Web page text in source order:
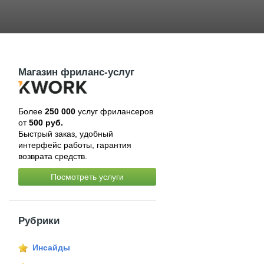
Магазин фриланс-услуг
Более 250 000услуг фрилансеров
от500 руб.
Быстрый заказ, удобный
интерфейс работы, гарантия
возврата средств.
Посмотреть услуги
Рубрики
Инсайды